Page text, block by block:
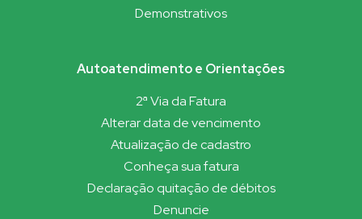
Demonstrativos
Autoatendimento e Orientações
2ª Via da Fatura
Alterar data de vencimento
Atualização de cadastro
Conheça sua fatura
Declaração quitação de débitos
Denuncie